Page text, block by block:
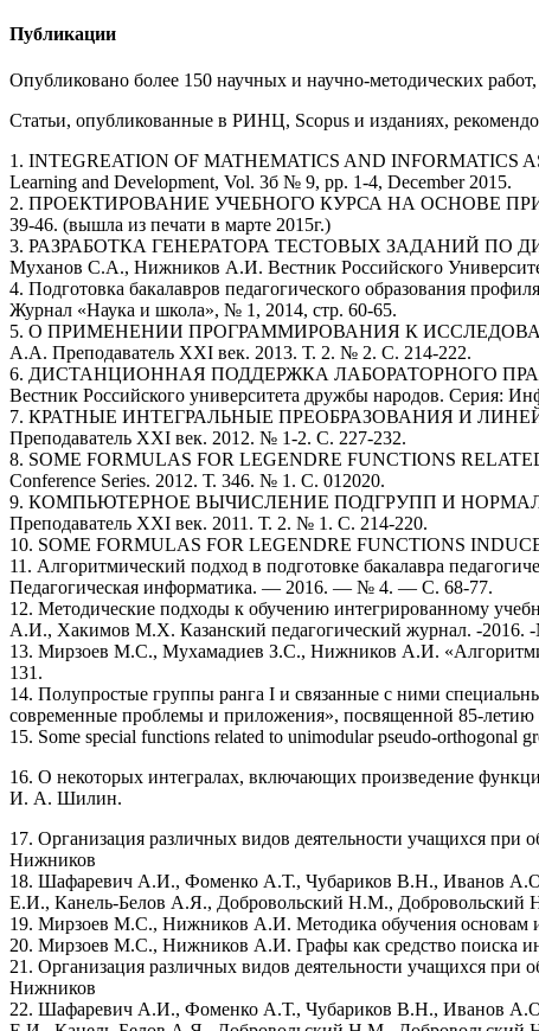
Публикации
Опубликовано более 150 научных и научно-методических
Статьи, опубликованные в РИНЦ, Scopus и изданиях,
1. INTEGREATION OF MATHEMATICS AND INFORMATICS
Learning and Development, Vol. 3б № 9, pp. 1-4, December 2015.
2. ПРОЕКТИРОВАНИЕ УЧЕБНОГО КУРСА НА ОСНОВЕ
39-46. (вышла из печати в марте 2015г.)
3. РАЗРАБОТКА ГЕНЕРАТОРА ТЕСТОВЫХ ЗАДАНИЙ ПО
Муханов С.А., Нижников А.И. Вестник Российского
4. Подготовка бакалавров педагогического образования
Журнал «Наука и школа», № 1, 2014, стр. 60-65.
5. О ПРИМЕНЕНИИ ПРОГРАММИРОВАНИЯ К
А.А. Преподаватель XXI век. 2013. Т. 2. № 2. С. 214-222.
6. ДИСТАНЦИОННАЯ ПОДДЕРЖКА ЛАБОРАТОРНОГО
Вестник Российского университета дружбы народов. Серия:
7. КРАТНЫЕ ИНТЕГРАЛЬНЫЕ ПРЕОБРАЗОВАНИЯ И
Преподаватель XXI век. 2012. № 1-2. С. 227-232.
8. SOME FORMULAS FOR LEGENDRE FUNCTIONS
Conference Series. 2012. Т. 346. № 1. С. 012020.
9. КОМПЬЮТЕРНОЕ ВЫЧИСЛЕНИЕ ПОДГРУПП И
Преподаватель XXI век. 2011. Т. 2. № 1. С. 214-220.
10. SOME FORMULAS FOR LEGENDRE FUNCTIONS
11. Алгоритмический подход в подготовке бакалавра
Педагогическая информатика. — 2016. — № 4. — C. 68-77.
12. Методические подходы к обучению интегрированному
А.И., Хакимов М.Х. Казанский педагогический журнал. -2016.
13. Мирзоев М.С., Мухамадиев З.С., Нижников А.И.
131.
14. Полупростые группы ранга I и связанные с ними
современные проблемы и приложения», посвященной 85-летию
15. Some special functions related to unimodular pseudo-
16. О некоторых интегралах, включающих произведение
И. А. Шилин.
17. Организация различных видов деятельности учащихся
Нижников
18. Шафаревич А.И., Фоменко А.Т., Чубариков В.Н., Иванов
Е.И., Канель-Белов А.Я., Добровольский Н.М.,
19. Мирзоев М.С., Нижников А.И. Методика обучения основам
20. Мирзоев М.С., Нижников А.И. Графы как средство поиска
21. Организация различных видов деятельности учащихся
Нижников
22. Шафаревич А.И., Фоменко А.Т., Чубариков В.Н., Иванов